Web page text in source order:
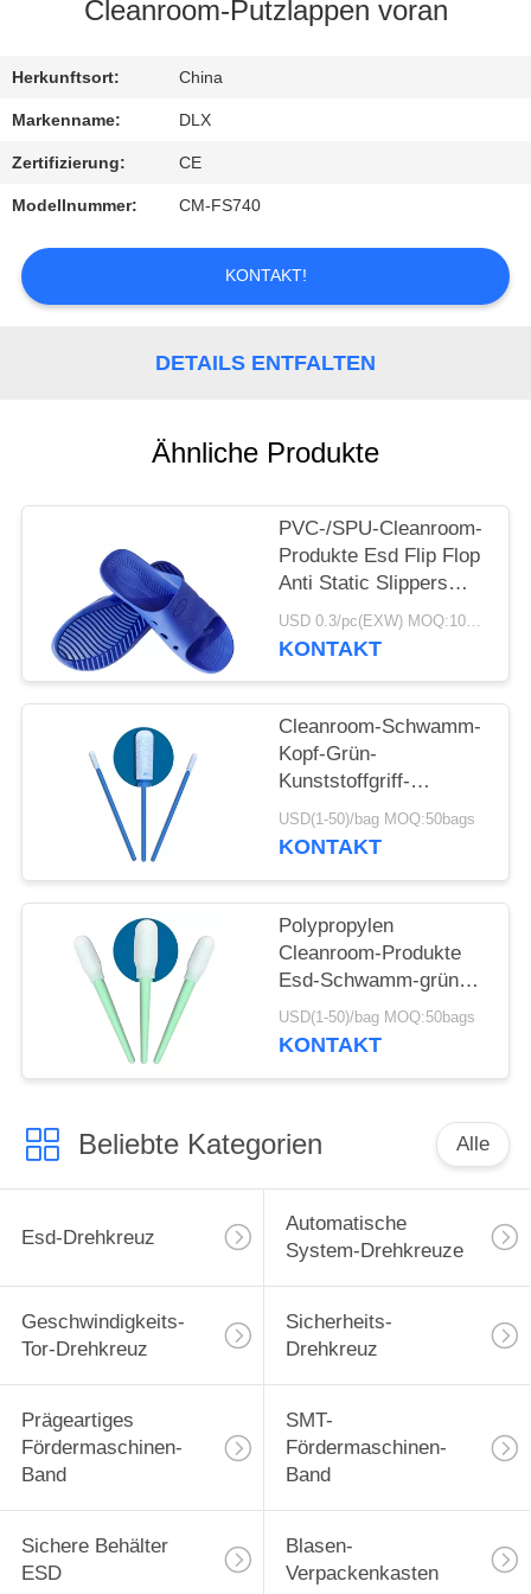
SIE
MIT
UNS
IN
VERBINDUNG
FORDERN
NACHRICHTEN
Cleanroom-Putzlappen voran
Herkunftsort: China
Markenname: DLX
Zertifizierung: CE
Modellnummer: CM-FS740
KONTAKT!
DETAILS ENTFALTEN
Ähnliche Produkte
PVC-/SPU-Cleanroom-
Produkte Esd Flip Flop
Anti Static Slippers
DLX 9102B
USD 0.3/pc(EXW) MOQ:100Pairs
KONTAKT
Cleanroom-Schwamm-
Kopf-Grün-
Kunststoffgriff-
Reinigungsputzlappen
für Tastatur
USD(1-50)/bag MOQ:50bags
KONTAKT
Polypropylen
Cleanroom-Produkte
Esd-Schwamm-grüner
Kunststoffgriff-
Schaum-
USD(1-50)/bag MOQ:50bags
KONTAKT
Beliebte Kategorien Alle
Esd-Drehkreuz
Automatische
System-Drehkreuze
Geschwindigkeits-
Tor-Drehkreuz
Sicherheits-
Drehkreuz
Prägeartiges
Fördermaschinen-
Band
SMT-
Fördermaschinen-
Band
Sichere Behälter
ESD
Blasen-
Verpackenkasten